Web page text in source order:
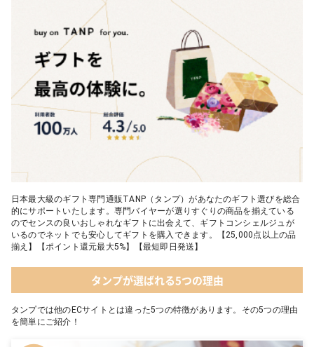
日本最大級のギフト専門通販TANP（タンプ）があなたのギフト選びを総合
的にサポートいたします。専門バイヤーが選りすぐりの商品を揃えている
のでセンスの良いおしゃれなギフトに出会えて、ギフトコンシェルジュが
いるのでネットでも安心してギフトを購入できます。【25,000点以上の品
揃え】【ポイント還元最大5%】【最短即日発送】
タンプが選ばれる5つの理由
タンプでは他のECサイトとは違った5つの特徴があります。その5つの理由
を簡単にご紹介！